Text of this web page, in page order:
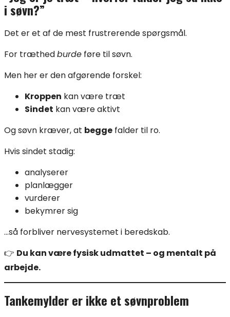
i søvn?”
Det er et af de mest frustrerende spørgsmål.
For træthedburde føre til søvn.
Men her er den afgørende forskel:
Kroppen kan være træt
Sindet kan være aktivt
Og søvn kræver, at begge falder til ro.
Hvis sindet stadig:
analyserer
planlægger
vurderer
bekymrer sig
…så forbliver nervesystemet i beredskab.
👉 Du kan være fysisk udmattet – og mentalt på
arbejde.
Tankemylder er ikke et søvnproblem